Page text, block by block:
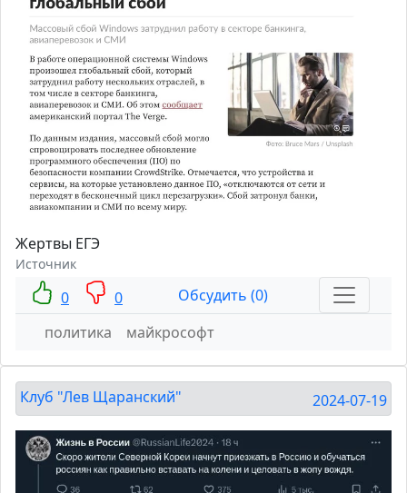
Жертвы ЕГЭ
Источник
0 0
Обсудить (0)
политика
майкрософт
Клуб "Лев Щаранский" 2024-07-19